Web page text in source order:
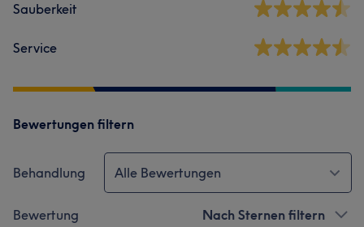
Sauberkeit
Service
Bewertungen filtern
Behandlung Alle Bewertungen
Bewertung Nach Sternen filtern